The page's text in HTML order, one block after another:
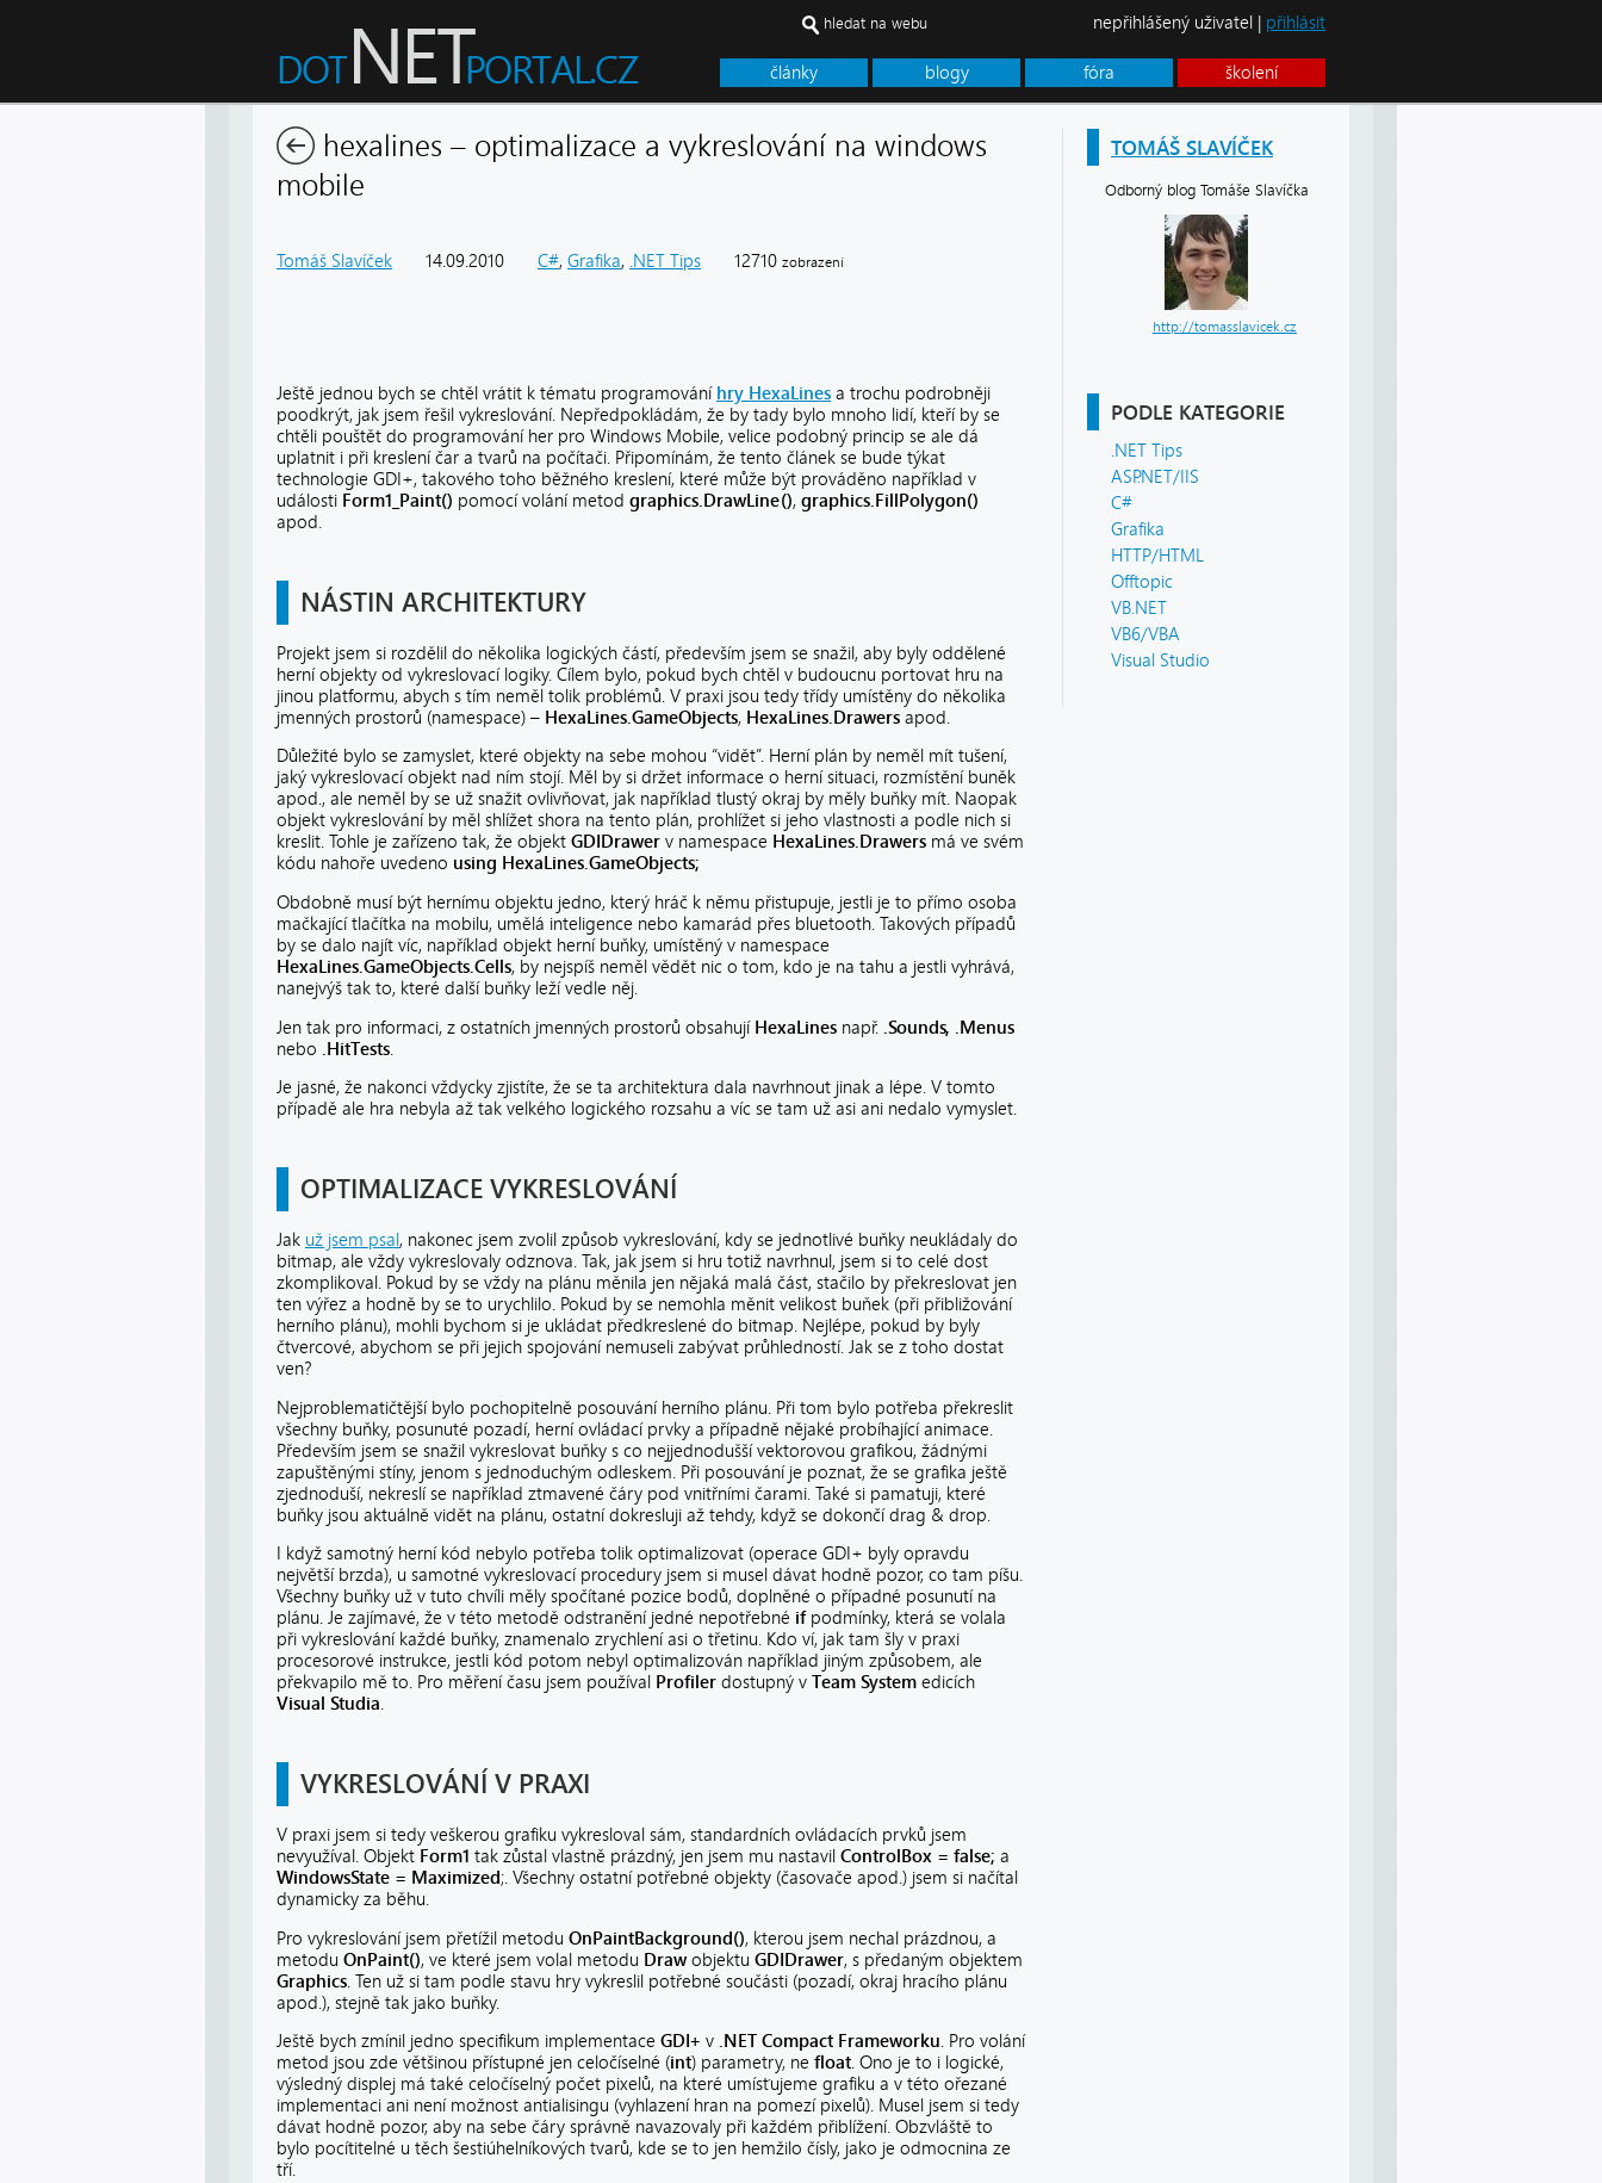
články blogy fóra školení
hledat na webu nepřihlášený uživatel | přihlásit
TOMÁŠ SLAVÍČEK
Odborný blog Tomáše Slavíčka
http://tomasslavicek.cz
PODLE KATEGORIE
.NET Tips
ASP.NET/IIS
C#
Grafika
HTTP/HTML
Offtopic
VB.NET
VB6/VBA
Visual Studio
hexalines – optimalizace a vykreslování na windows
mobile
Tomáš Slavíček 14.09.2010 C#, Grafika, .NET Tips 12710 zobrazení
Ještě jednou bych se chtěl vrátit k tématu programování hry HexaLines a trochu podrobněji
poodkrýt, jak jsem řešil vykreslování. Nepředpokládám, že by tady bylo mnoho lidí, kteří by se
chtěli pouštět do programování her pro Windows Mobile, velice podobný princip se ale dá
uplatnit i při kreslení čar a tvarů na počítači. Připomínám, že tento článek se bude týkat
technologie GDI+, takového toho běžného kreslení, které může být prováděno například v
události Form1_Paint() pomocí volání metod graphics.DrawLine(), graphics.FillPolygon()
apod.
NÁSTIN ARCHITEKTURY
Projekt jsem si rozdělil do několika logických částí, především jsem se snažil, aby byly oddělené
herní objekty od vykreslovací logiky. Cílem bylo, pokud bych chtěl v budoucnu portovat hru na
jinou platformu, abych s tím neměl tolik problémů. V praxi jsou tedy třídy umístěny do několika
jmenných prostorů (namespace) – HexaLines.GameObjects, HexaLines.Drawers apod.
Důležité bylo se zamyslet, které objekty na sebe mohou “vidět”. Herní plán by neměl mít tušení,
jaký vykreslovací objekt nad ním stojí. Měl by si držet informace o herní situaci, rozmístění buněk
apod., ale neměl by se už snažit ovlivňovat, jak například tlustý okraj by měly buňky mít. Naopak
objekt vykreslování by měl shlížet shora na tento plán, prohlížet si jeho vlastnosti a podle nich si
kreslit. Tohle je zařízeno tak, že objekt GDIDrawer v namespace HexaLines.Drawers má ve svém
kódu nahoře uvedeno using HexaLines.GameObjects;
Obdobně musí být hernímu objektu jedno, který hráč k němu přistupuje, jestli je to přímo osoba
mačkající tlačítka na mobilu, umělá inteligence nebo kamarád přes bluetooth. Takových případů
by se dalo najít víc, například objekt herní buňky, umístěný v namespace
HexaLines.GameObjects.Cells, by nejspíš neměl vědět nic o tom, kdo je na tahu a jestli vyhrává,
nanejvýš tak to, které další buňky leží vedle něj.
Jen tak pro informaci, z ostatních jmenných prostorů obsahují HexaLines např. .Sounds, .Menus
nebo .HitTests.
Je jasné, že nakonci vždycky zjistíte, že se ta architektura dala navrhnout jinak a lépe. V tomto
případě ale hra nebyla až tak velkého logického rozsahu a víc se tam už asi ani nedalo vymyslet.
OPTIMALIZACE VYKRESLOVÁNÍ
Jak už jsem psal, nakonec jsem zvolil způsob vykreslování, kdy se jednotlivé buňky neukládaly do
bitmap, ale vždy vykreslovaly odznova. Tak, jak jsem si hru totiž navrhnul, jsem si to celé dost
zkomplikoval. Pokud by se vždy na plánu měnila jen nějaká malá část, stačilo by překreslovat jen
ten výřez a hodně by se to urychlilo. Pokud by se nemohla měnit velikost buňek (při přibližování
herního plánu), mohli bychom si je ukládat předkreslené do bitmap. Nejlépe, pokud by byly
čtvercové, abychom se při jejich spojování nemuseli zabývat průhledností. Jak se z toho dostat
ven?
Nejproblematičtější bylo pochopitelně posouvání herního plánu. Při tom bylo potřeba překreslit
všechny buňky, posunuté pozadí, herní ovládací prvky a případně nějaké probíhající animace.
Především jsem se snažil vykreslovat buňky s co nejjednodušší vektorovou grafikou, žádnými
zapuštěnými stíny, jenom s jednoduchým odleskem. Při posouvání je poznat, že se grafika ještě
zjednoduší, nekreslí se například ztmavené čáry pod vnitřními čarami. Také si pamatuji, které
buňky jsou aktuálně vidět na plánu, ostatní dokresluji až tehdy, když se dokončí drag & drop.
I když samotný herní kód nebylo potřeba tolik optimalizovat (operace GDI+ byly opravdu
největší brzda), u samotné vykreslovací procedury jsem si musel dávat hodně pozor, co tam píšu.
Všechny buňky už v tuto chvíli měly spočítané pozice bodů, doplněné o případné posunutí na
plánu. Je zajímavé, že v této metodě odstranění jedné nepotřebné ifpodmínky, která se volala
při vykreslování každé buňky, znamenalo zrychlení asi o třetinu. Kdo ví, jak tam šly v praxi
procesorové instrukce, jestli kód potom nebyl optimalizován například jiným způsobem, ale
překvapilo mě to. Pro měření času jsem používal
Profiler dostupný v Team System edicích
Visual Studia.
VYKRESLOVÁNÍ V PRAXI
V praxi jsem si tedy veškerou grafiku vykresloval sám, standardních ovládacích prvků jsem
nevyužíval. Objekt Form1 tak zůstal vlastně prázdný, jen jsem mu nastavil ControlBox = false; a
WindowsState = Maximized;. Všechny ostatní potřebné objekty (časovače apod.) jsem si načítal
dynamicky za běhu.
Pro vykreslování jsem přetížil metodu OnPaintBackground(), kterou jsem nechal prázdnou, a
metodu OnPaint(), ve které jsem volal metodu Draw objektu GDIDrawer, s předaným objektem
Graphics. Ten už si tam podle stavu hry vykreslil potřebné součásti (pozadí, okraj hracího plánu
apod.), stejně tak jako buňky.
Ještě bych zmínil jedno specifikum implementace GDI+ v .NET Compact Frameworku. Pro volání
metod jsou zde většinou přístupné jen celočíselné (int) parametry, ne float. Ono je to i logické,
výsledný displej má také celočíselný počet pixelů, na které umísťujeme grafiku a v této ořezané
implementaci ani není možnost antialisingu (vyhlazení hran na pomezí pixelů). Musel jsem si tedy
dávat hodně pozor, aby na sebe čáry správně navazovaly při každém přiblížení. Obzvláště to
bylo pocítitelné u těch šestiúhelníkových tvarů, kde se to jen hemžilo čísly, jako je odmocnina ze
tří.